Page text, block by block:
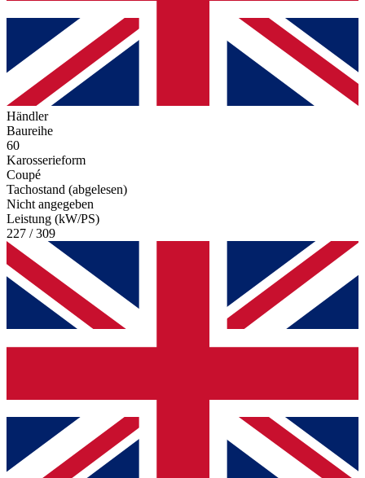
Händler
Baureihe
60
Karosserieform
Coupé
Tachostand (abgelesen)
Nicht angegeben
Leistung (kW/PS)
227 / 309